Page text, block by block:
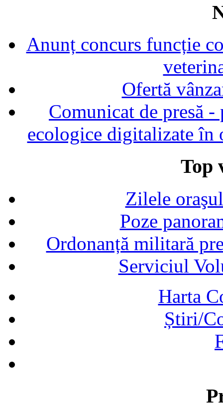
Anunț concurs funcție
Ofertă
Comunicat de presă
ecologice digitalizate în
Top
Zilele
Poze
Ordonanță militară
Serviciul
Harta
Știri/